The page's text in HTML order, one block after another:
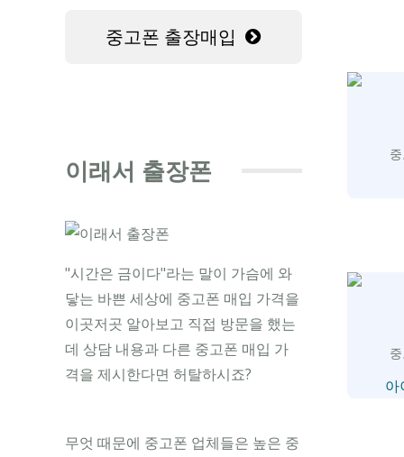
중고폰 출장매입
이래서 출장폰
"시간은 금이다"라는 말이 가슴에 와
닿는 바쁜 세상에 중고폰 매입 가격을
이곳저곳 알아보고 직접 방문을 했는
데 상담 내용과 다른 중고폰 매입 가
격을 제시한다면 허탈하시죠?
무엇 때문에 중고폰 업체들은 높은 중